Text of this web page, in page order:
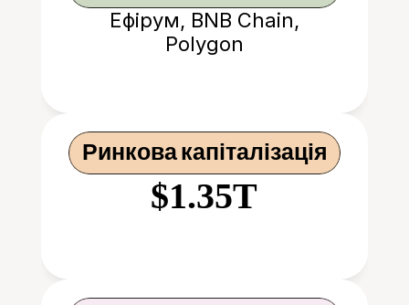
Ефірум, BNB Chain,
Polygon
Ринкова капіталізація
$1.35T